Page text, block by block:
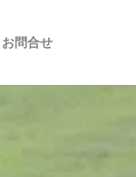
お問合せ